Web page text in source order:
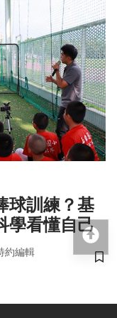
球訓練？基
學看懂自己
約編輯
儲
回